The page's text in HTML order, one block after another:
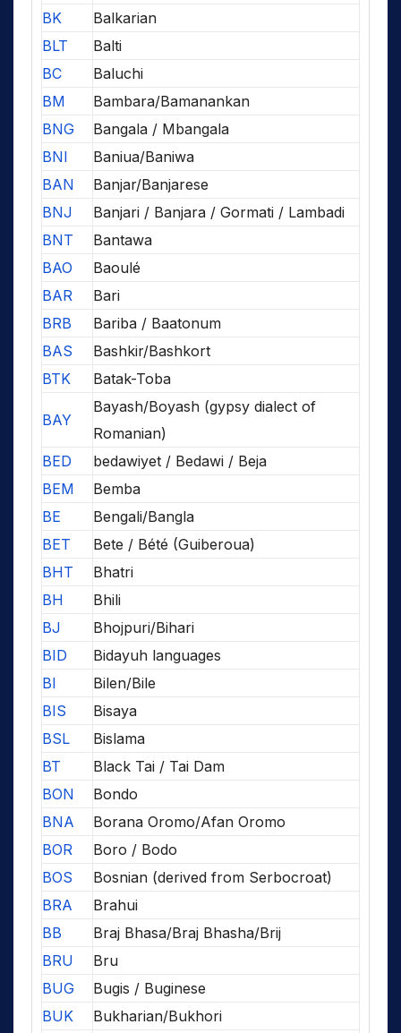
BK
Balkarian
BLT
Balti
BC
Baluchi
BM
Bambara/Bamanankan
BNG
Bangala / Mbangala
BNI
Baniua/Baniwa
BAN
Banjar/Banjarese
BNJ
Banjari / Banjara / Gormati / Lambadi
BNT
Bantawa
BAO
Baoulé
BAR
Bari
BRB
Bariba / Baatonum
BAS
Bashkir/Bashkort
BTK
Batak-Toba
BAY
Bayash/Boyash (gypsy dialect of
Romanian)
BED
bedawiyet / Bedawi / Beja
BEM
Bemba
BE
Bengali/Bangla
BET
Bete / Bété (Guiberoua)
BHT
Bhatri
BH
Bhili
BJ
Bhojpuri/Bihari
BID
Bidayuh languages
BI
Bilen/Bile
BIS
Bisaya
BSL
Bislama
BT
Black Tai / Tai Dam
BON
Bondo
BNA
Borana Oromo/Afan Oromo
BOR
Boro / Bodo
BOS
Bosnian (derived from Serbocroat)
BRA
Brahui
BB
Braj Bhasa/Braj Bhasha/Brij
BRU
Bru
BUG
Bugis / Buginese
BUK
Bukharian/Bukhori